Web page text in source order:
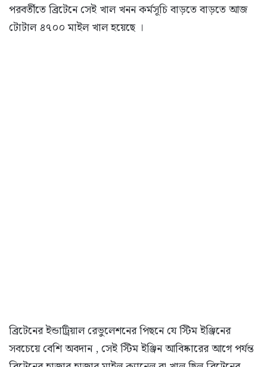
পরবর্তীতে ব্রিটেনে সেই খাল খনন কর্মসূচি বাড়তে বাড়তে আজ
টোটাল ৪৭০০ মাইল খাল হয়েছে ।
ব্রিটেনের ইন্ডাট্রিয়াল রেভুলেশনের পিছনে যে স্টিম ইঞ্জিনের
সবচেয়ে বেশি অবদান , সেই স্টিম ইঞ্জিন আবিষ্কারের আগে পর্যন্ত